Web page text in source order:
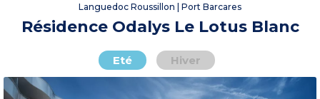
Languedoc Roussillon | Port Barcares
Résidence Odalys Le Lotus Blanc
Eté Hiver